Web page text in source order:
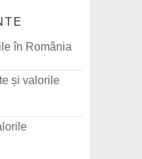
în România
și valorile